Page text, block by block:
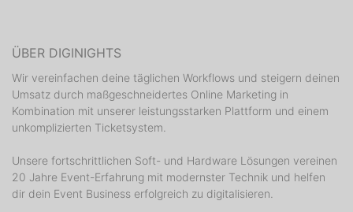
ÜBER DIGINIGHTS
Wir vereinfachen deine täglichen Workflows und steigern deinen
Umsatz durch maßgeschneidertes Online Marketing in
Kombination mit unserer leistungsstarken Plattform und einem
unkomplizierten Ticketsystem.
Unsere fortschrittlichen Soft- und Hardware Lösungen vereinen
20 Jahre Event-Erfahrung mit modernster Technik und helfen
dir dein Event Business erfolgreich zu digitalisieren.